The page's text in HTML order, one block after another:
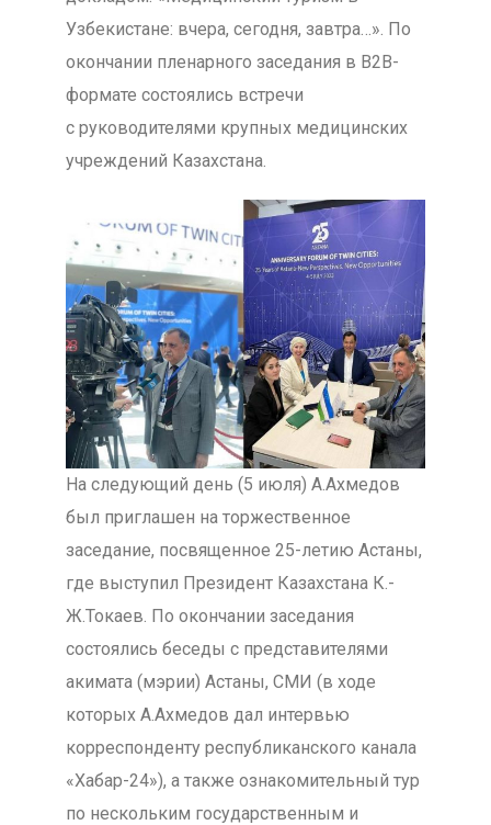
Узбекистане: вчера, сегодня, завтра…». По
окончании пленарного заседания в В2В-
формате состоялись встречи
с руководителями крупных медицинских
учреждений Казахстана.
На следующий день (5 июля) А.Ахмедов
был приглашен на торжественное
заседание, посвященное 25-летию Астаны,
где выступил Президент Казахстана К.-
Ж.Токаев. По окончании заседания
состоялись беседы с представителями
акимата (мэрии) Астаны, СМИ (в ходе
которых А.Ахмедов дал интервью
корреспонденту республиканского канала
«Хабар-24»), а также ознакомительный тур
по нескольким государственным и